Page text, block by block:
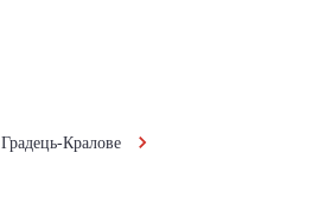
Градець-Кралове